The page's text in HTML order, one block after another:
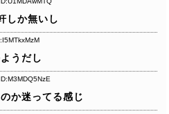
しか無いし
うだし
ID:M3MDQ5NzE
か迷ってる感じ